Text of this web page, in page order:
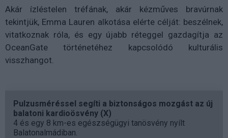
Akár ízléstelen tréfának, akár kézműves bravúrnak
tekintjük, Emma Lauren alkotása elérte célját: beszélnek,
vitatkoznak róla, és egy újabb réteggel gazdagítja az
OceanGate történetéhez kapcsolódó kulturális
visszhangot.
Pulzusméréssel segíti a biztonságos mozgást az új
balatoni kardioösvény (X)
4 és egy 8 km-es egészségügyi tanösvény nyílt
Balatonalmádiban.